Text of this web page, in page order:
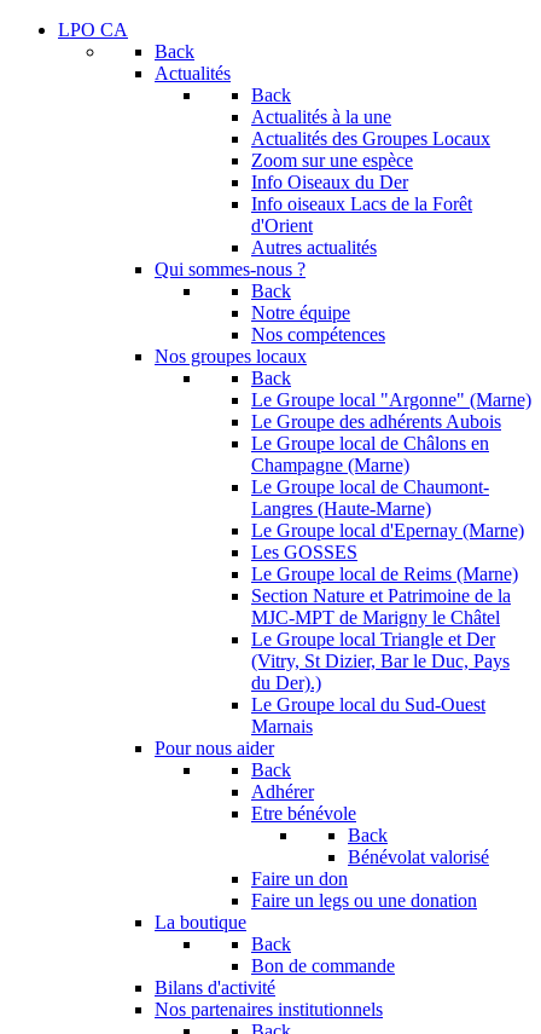
LPO CA
Back
Actualités
Back
Actualités à la une
Actualités des Groupes Locaux
Zoom sur une espèce
Info Oiseaux du Der
Info oiseaux Lacs de la Forêt
d'Orient
Autres actualités
Qui sommes-nous ?
Back
Notre équipe
Nos compétences
Nos groupes locaux
Back
Le Groupe local "Argonne" (Marne)
Le Groupe des adhérents Aubois
Le Groupe local de Châlons en
Champagne (Marne)
Le Groupe local de Chaumont-
Langres (Haute-Marne)
Le Groupe local d'Epernay (Marne)
Les GOSSES
Le Groupe local de Reims (Marne)
Section Nature et Patrimoine de la
MJC-MPT de Marigny le Châtel
Le Groupe local Triangle et Der
(Vitry, St Dizier, Bar le Duc, Pays
du Der).)
Le Groupe local du Sud-Ouest
Marnais
Pour nous aider
Back
Adhérer
Etre bénévole
Back
Bénévolat valorisé
Faire un don
Faire un legs ou une donation
La boutique
Back
Bon de commande
Bilans d'activité
Nos partenaires institutionnels